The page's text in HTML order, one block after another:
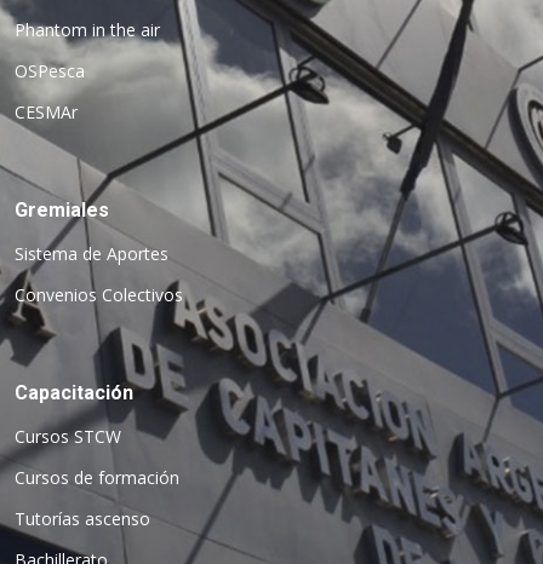
Phantom in the air
OSPesca
CESMAr
Gremiales
Sistema de Aportes
Convenios Colectivos
Capacitación
Cursos STCW
Cursos de formación
Tutorías ascenso